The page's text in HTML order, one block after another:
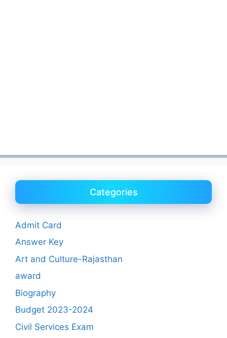
Categories
Admit Card
Answer Key
Art and Culture-Rajasthan
award
Biography
Budget 2023-2024
Civil Services Exam